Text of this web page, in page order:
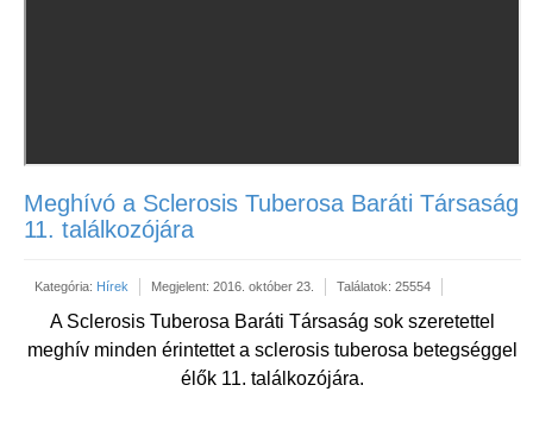
Meghívó a Sclerosis Tuberosa Baráti Társaság
11. találkozójára
Kategória: Hírek Megjelent: 2016. október 23. Találatok: 25554
A Sclerosis Tuberosa Baráti Társaság sok szeretettel
meghív minden érintettet a sclerosis tuberosa betegséggel
élők 11. találkozójára.